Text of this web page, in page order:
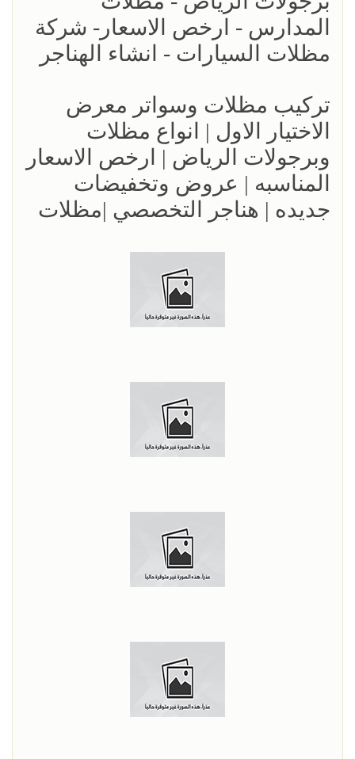
المدارس - ارخص الاسعار- شركة
مظلات السيارات - انشاء الهناجر
تركيب مظلات وسواتر معرض
الاختيار الاول | انواع مظلات
وبرجولات الرياض | ارخص الاسعار
المناسبه | عروض وتخفيضات
جديده | هناجر التخصصي |مظلات